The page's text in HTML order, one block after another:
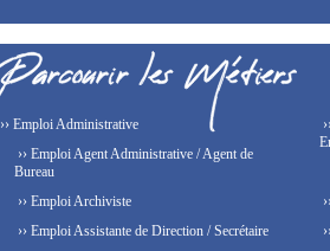
›› Emploi Administrative
›› Emploi Agent Administrative / Agent de
Bureau
›› Emploi Archiviste
›› Emploi Assistante de Direction / Secrétaire